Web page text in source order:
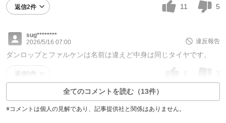
返信2件 11 5
sug********
2026/5/16 07:00
違反報告
ダンロップとファルケンは名前は違えど中身は同じタイヤです。
返信0件
全てのコメントを読む（13件）
※コメントは個人の見解であり、記事提供社と関係はありません。